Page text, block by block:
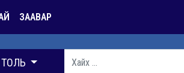
ЗААВАР
ТОЛЬ